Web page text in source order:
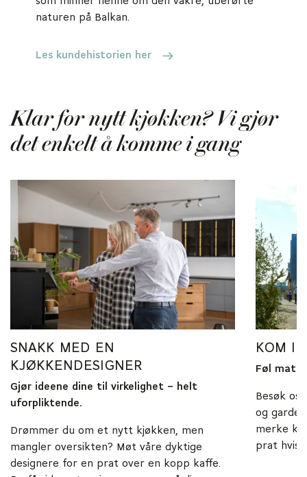
naturen på Balkan.
Les kundehistorien her
Klar for nytt kjøkken? Vi gjør
det enkelt å komme i gang
SNAKK MED EN
KJØKKENDESIGNER
Gjør ideene dine til virkelighet – helt
uforpliktende.
Drømmer du om et nytt kjøkken, men
mangler oversikten? Møt våre dyktige
designere for en prat over en kopp kaffe.
KOM
Føl
Besøk
og
merke
prat hvis